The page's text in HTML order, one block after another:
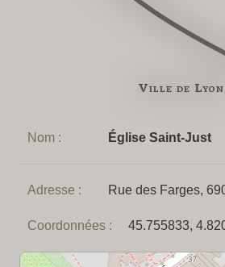
Ville de Lyon
Nom : Église Saint-Just
Adresse : Rue des Farges,
Coordonnées : 45.755833,